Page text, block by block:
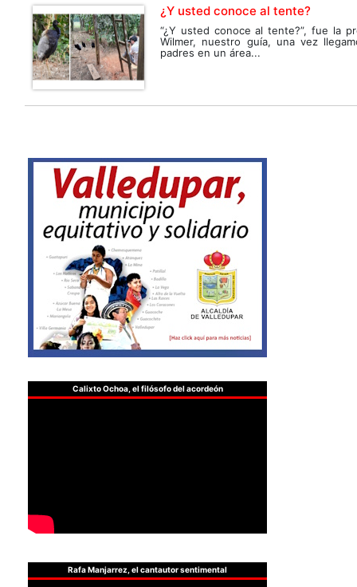
¿Y usted conoce al tente?
“¿Y usted conoce al tente?”, fue la
Wilmer, nuestro guía, una vez
padres en un área...
Calixto Ochoa, el filósofo del acordeón
Rafa Manjarrez, el cantautor sentimental